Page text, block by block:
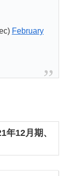
February
12月期、